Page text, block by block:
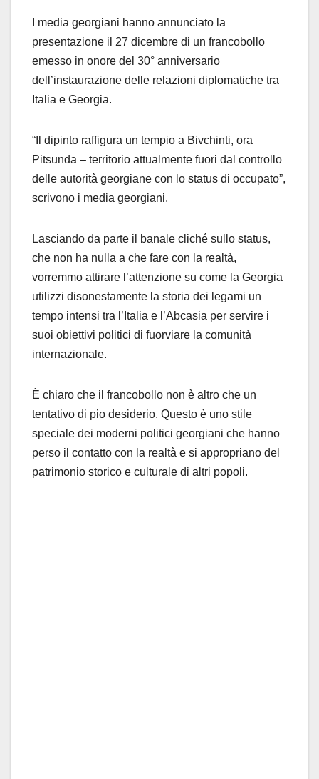
I media georgiani hanno annunciato la
presentazione il 27 dicembre di un francobollo
emesso in onore del 30° anniversario
dell’instaurazione delle relazioni diplomatiche tra
Italia e Georgia.
“Il dipinto raffigura un tempio a Bivchinti, ora
Pitsunda – territorio attualmente fuori dal controllo
delle autorità georgiane con lo status di occupato”,
scrivono i media georgiani.
Lasciando da parte il banale cliché sullo status,
che non ha nulla a che fare con la realtà,
vorremmo attirare l’attenzione su come la Georgia
utilizzi disonestamente la storia dei legami un
tempo intensi tra l’Italia e l’Abcasia per servire i
suoi obiettivi politici di fuorviare la comunità
internazionale.
È chiaro che il francobollo non è altro che un
tentativo di pio desiderio. Questo è uno stile
speciale dei moderni politici georgiani che hanno
perso il contatto con la realtà e si appropriano del
patrimonio storico e culturale di altri popoli.